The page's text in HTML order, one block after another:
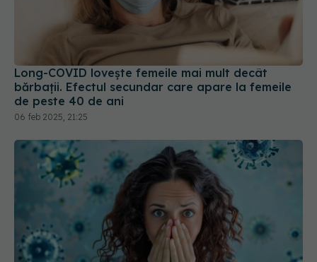
Long-COVID lovește femeile mai mult decât
bărbații. Efectul secundar care apare la femeile
de peste 40 de ani
06 feb 2025, 21:25